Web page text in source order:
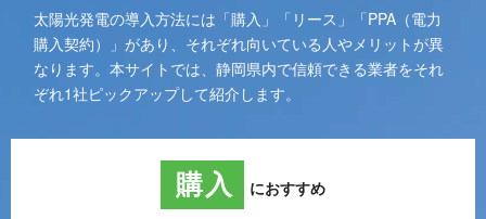
太陽光発電の導入方法には「購入」「リース」「PPA（電力
購入契約）」があり、それぞれ向いている人やメリットが異
なります。本サイトでは、静岡県内で信頼できる業者をそれ
ぞれ1社ピックアップして紹介します。
購入 におすすめ